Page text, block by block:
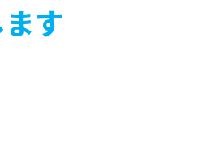
す